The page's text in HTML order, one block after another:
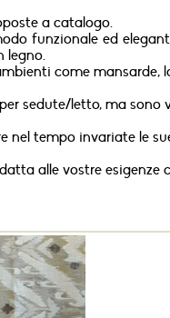
a catalogo.
funzionale ed
legno.
come
sedute/letto, ma
nel tempo invariate le
alle vostre